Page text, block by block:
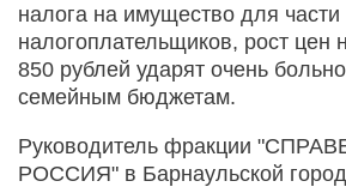
налога на имущество для части
налогоплательщиков, рост цен
850 рублей ударят очень
семейным бюджетам.
Руководитель фракции
РОССИЯ" в Барнаульской